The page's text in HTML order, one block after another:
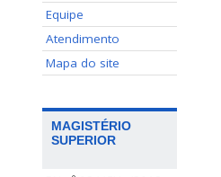
Equipe
Atendimento
Mapa do site
MAGISTÉRIO
SUPERIOR